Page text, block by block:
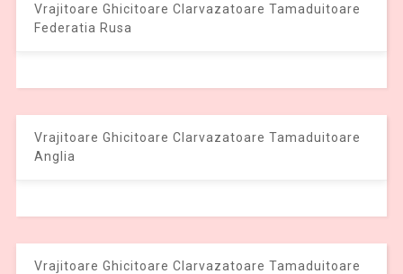
Vrajitoare Ghicitoare Clarvazatoare Tamaduitoare
Federatia Rusa
Vrajitoare Ghicitoare Clarvazatoare Tamaduitoare
Anglia
Vrajitoare Ghicitoare Clarvazatoare Tamaduitoare